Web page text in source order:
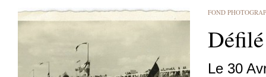
FOND
Le 30